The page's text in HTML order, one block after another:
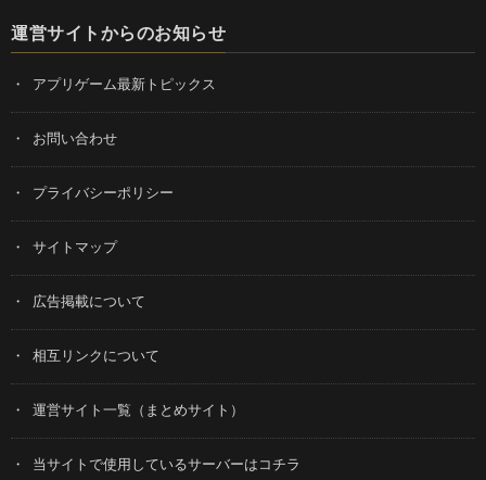
運営サイトからのお知らせ
アプリゲーム最新トピックス
お問い合わせ
プライバシーポリシー
サイトマップ
広告掲載について
相互リンクについて
運営サイト一覧（まとめサイト）
当サイトで使用しているサーバーはコチラ